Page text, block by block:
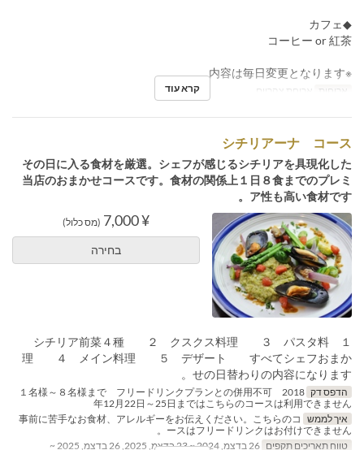
◆カフェ
コーヒー or 紅茶
※内容は毎日変更となります。
ארוחות ארוחת צהריים קרא עוד
シチリアーナ コース
その日に入る食材を厳選。シェフが感じるシチリアを具現化した
当店のおまかせコースです。食材の関係上１日８食までのプレミ
ア性も高い食材です。
¥ 7,000 (מס כלול)
בחירה
１ シチリア前菜４種 ２ クスクス料理 ３ パスタ料
理 ４ メイン料理 ５ デザート すべてシェフおまか
せの日替わりの内容になります。
הדפס דק １名様～８名様まで フリードリンクプランとの併用不可 2018
年12月22日～25日まではこちらのコースは利用できません
איך לממש
事前に苦手なお食材、アレルギーをお伝えください。こちらのコ
ースはフリードリンクはお付けできません。
טווח תאריכים תקפים